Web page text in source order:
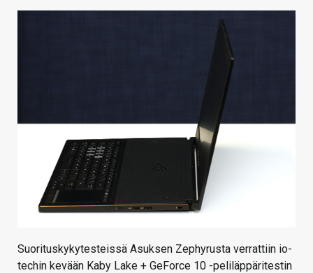
Suorituskykytesteissä Asuksen Zephyrusta verrattiin io-
techin kevään Kaby Lake + GeForce 10 -peliläppäritestin